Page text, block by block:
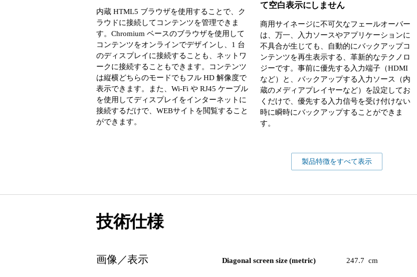
内蔵 HTML5 ブラウザを使用することで、ク
ラウドに接続してコンテンツを管理できま
す。Chromium ベースのブラウザを使用して
コンテンツをオンラインでデザインし、1 台
のディスプレイに接続することも、ネットワ
ークに接続することもできます。コンテンツ
は縦横どちらのモードでもフル HD 解像度で
表示できます。また、Wi-Fi や RJ45 ケーブル
を使用してディスプレイをインターネットに
接続するだけで、WEBサイトを閲覧すること
ができます。
て空白表示にしません
商用サイネージに不可欠なフェールオーバー
は、万一、入力ソースやアプリケーションに
不具合が生じても、自動的にバックアップコ
ンテンツを再生表示する、革新的なテクノロ
ジーです。事前に優先する入力端子（HDMI
など）と、バックアップする入力ソース（内
蔵のメディアプレイヤーなど）を設定してお
くだけで、優先する入力信号を受け付けない
時に瞬時にバックアップすることができま
す。
製品特徴をすべて表示
技術仕様
画像／表示 Diagonal screen size (metric) 247.7 cm